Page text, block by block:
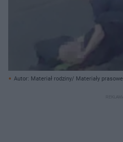
Autor: Materiał rodziny/ Materiały prasowe